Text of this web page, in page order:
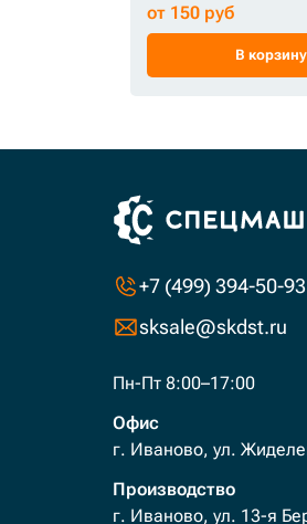
от 150 руб
В корзину
+7 (499) 394-50-93
sksale@skdst.ru
Пн-Пт 8:00–17:00
Офис
г. Иваново, ул.
Производство
г. Иваново, ул. 13-я